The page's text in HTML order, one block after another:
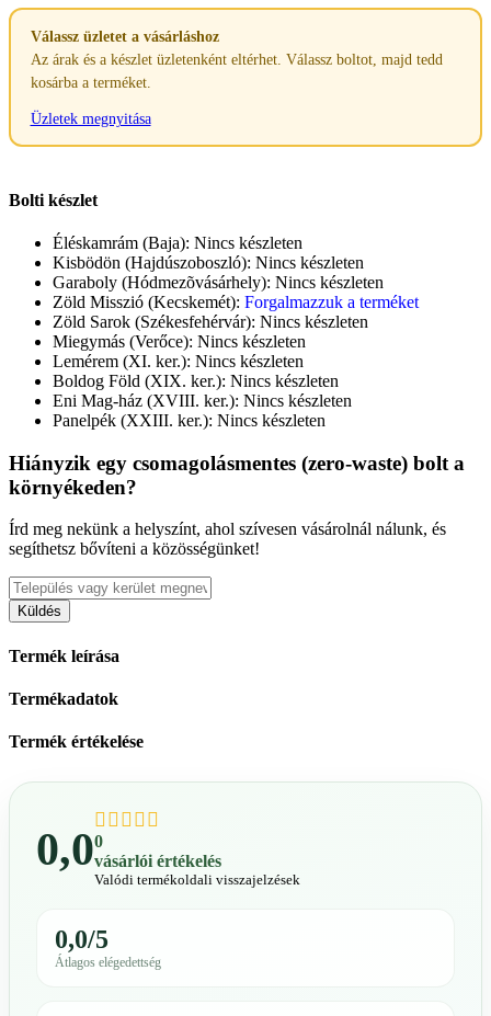
Válassz üzletet a vásárláshoz
Az árak és a készlet üzletenként eltérhet. Válassz boltot, majd tedd
kosárba a terméket.
Üzletek megnyitása
Bolti készlet
Éléskamrám (Baja): Nincs készleten
Kisbödön (Hajdúszoboszló): Nincs készleten
Garaboly (Hódmezõvásárhely): Nincs készleten
Zöld Misszió (Kecskemét): Forgalmazzuk a terméket
Zöld Sarok (Székesfehérvár): Nincs készleten
Miegymás (Verőce): Nincs készleten
Lemérem (XI. ker.): Nincs készleten
Boldog Föld (XIX. ker.): Nincs készleten
Eni Mag-ház (XVIII. ker.): Nincs készleten
Panelpék (XXIII. ker.): Nincs készleten
Hiányzik egy csomagolásmentes (zero-waste) bolt a
környékeden?
Írd meg nekünk a helyszínt, ahol szívesen vásárolnál nálunk, és
segíthetsz bővíteni a közösségünket!
Küldés
Termék leírása
Termékadatok
Termék értékelése
0,00
vásárlói értékelés
Valódi termékoldali visszajelzések
0,0/5
Átlagos elégedettség